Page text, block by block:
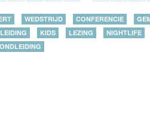
WEDSTRIJD CONFERENCIE
KIDS LEZING NIGHTLIFE